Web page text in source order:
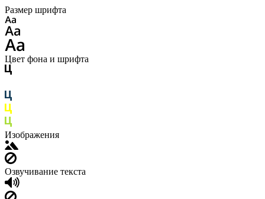
Размер шрифта
Цвет фона и шрифта
Изображения
Озвучивание текста